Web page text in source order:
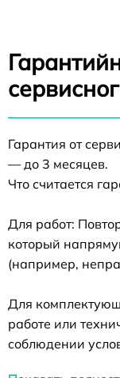
Гарантия от
— до 3 месяцев.
Что считается
Для работ:
который
(например,
Для
работе или
соблюдении